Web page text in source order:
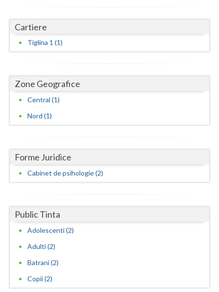
Maramures
Mehedinti
Neamt
Salaj
Satu-Mare
Suceava
Teleorman
Timis
Tulcea
Valcea
Cartiere
Tiglina 1 (1)
Zone Geografice
Central (1)
Nord (1)
Forme Juridice
Cabinet de psihologie (2)
Public Tinta
Adolescenti (2)
Adulti (2)
Batrani (2)
Copii (2)